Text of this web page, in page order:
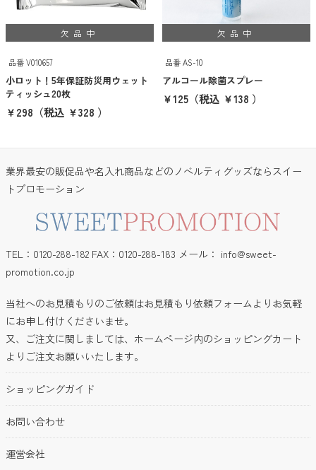
ブランドから探す
THERMOS
京都くろちく
ANKER
クリア 検索
欠品中
品番 V010657
小ロット！5年保証防災用ウェット
ティッシュ20枚
￥298 （税込 ￥328 ）
欠品中
品番 AS-10
アルコール除菌スプレー
￥125 （税込 ￥138 ）
業界最安の販促品や名入れ商品などのノベルティグッズならスイー
トプロモーション
TEL：0120-288-182 FAX：0120-288-183 メール： info@sweet-
promotion.co.jp
当社へのお見積もりのご依頼はお見積もり依頼フォームよりお気軽
にお申し付けくださいませ。
又、ご注文に関しましては、ホームページ内のショッピングカート
よりご注文お願いいたします。
ショッピングガイド
お問い合わせ
運営会社